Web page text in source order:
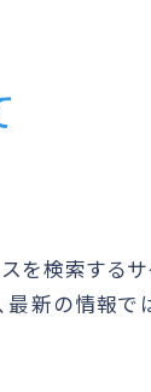
を検索する
新の情報で